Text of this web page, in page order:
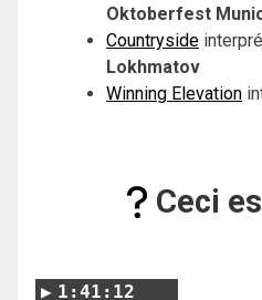
Oktoberfest
Countryside
Lokhmatov
Winning Elevation
Ceci
1:41:12